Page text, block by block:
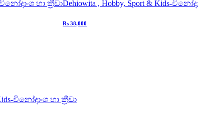
හා ක්‍රීඩාDehiowita , Hobby, Sport & Kids-
Rs 38,000
විනෝදාංශ හා ක්‍රීඩා